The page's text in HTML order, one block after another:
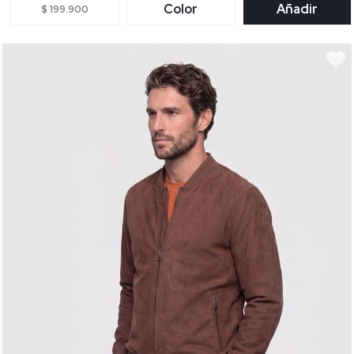
$ 199.900 Color Añadir